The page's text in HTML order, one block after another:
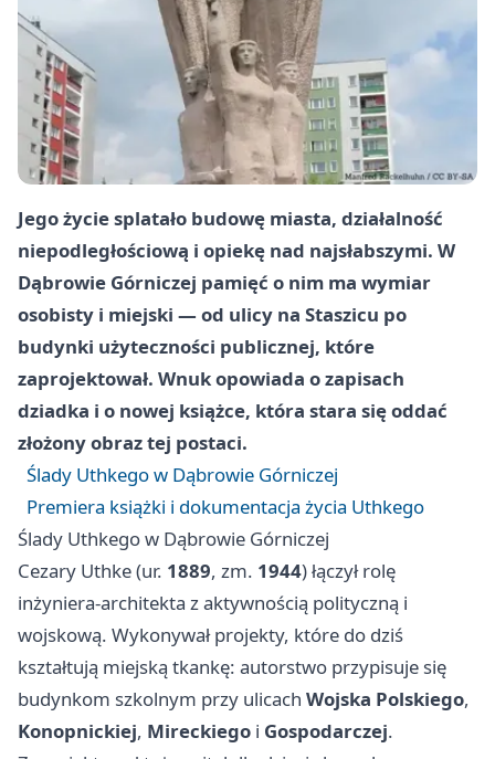
Jego życie splatało budowę miasta, działalność
niepodległościową i opiekę nad najsłabszymi. W
Dąbrowie Górniczej pamięć o nim ma wymiar
osobisty i miejski — od ulicy na Staszicu po
budynki użyteczności publicznej, które
zaprojektował. Wnuk opowiada o zapisach
dziadka i o nowej książce, która stara się oddać
złożony obraz tej postaci.
Ślady Uthkego w Dąbrowie Górniczej
Premiera książki i dokumentacja życia Uthkego
Ślady Uthkego w Dąbrowie Górniczej
Cezary Uthke (ur. 1889, zm. 1944) łączył rolę
inżyniera‑architekta z aktywnością polityczną i
wojskową. Wykonywał projekty, które do dziś
kształtują miejską tkankę: autorstwo przypisuje się
budynkom szkolnym przy ulicach Wojska Polskiego,
Konopnickiej, Mireckiego i Gospodarczej.